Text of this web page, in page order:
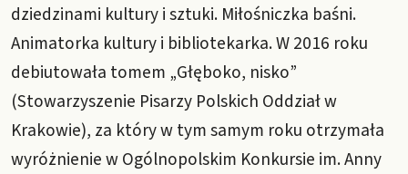
dziedzinami kultury i sztuki. Miłośniczka baśni.
Animatorka kultury i bibliotekarka. W 2016 roku
debiutowała tomem „Głęboko, nisko”
(Stowarzyszenie Pisarzy Polskich Oddział w
Krakowie), za który w tym samym roku otrzymała
wyróżnienie w Ogólnopolskim Konkursie im. Anny